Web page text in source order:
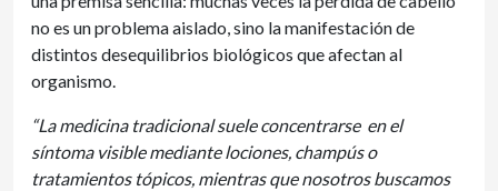
no es un problema aislado, sino la manifestación de
distintos desequilibrios biológicos que afectan al
organismo.
“La medicina tradicional suele concentrarse en el
síntoma visible mediante lociones, champús o
tratamientos tópicos, mientras que nosotros buscamos